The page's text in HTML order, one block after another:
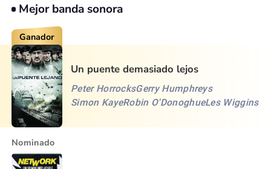
Mejor banda sonora
Ganador
Un puente demasiado lejos
Peter HorrocksGerry Humphreys
Simon KayeRobin O'DonoghueLes Wiggins
Nominado